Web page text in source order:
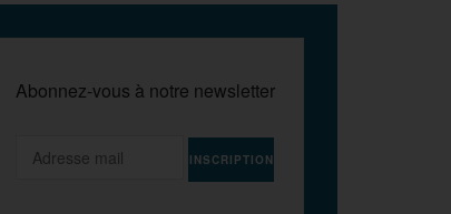
Abonnez-vous à notre newsletter